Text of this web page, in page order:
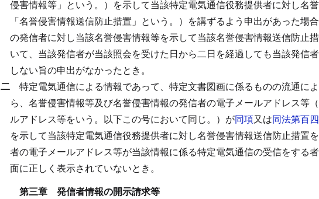
侵害情報等」という。）を示して当該特定電気通信役務提供者に対し名
「名誉侵害情報送信防止措置」という。）を講ずるよう申出があった
の発信者に対し当該名誉侵害情報等を示して当該名誉侵害情報送信防止
いて、当該発信者が当該照会を受けた日から二日を経過しても当該発信
しない旨の申出がなかったとき。
二 特定電気通信による情報であって、特定文書図画に係るものの流通に
ら、名誉侵害情報等及び名誉侵害情報の発信者の電子メールアドレス等（
ルアドレス等をいう。以下この号において同じ。）が同項又は同法第百
を示して当該特定電気通信役務提供者に対し名誉侵害情報送信防止措置
者の電子メールアドレス等が当該情報に係る特定電気通信の受信をする
面に正しく表示されていないとき。
第三章 発信者情報の開示請求等